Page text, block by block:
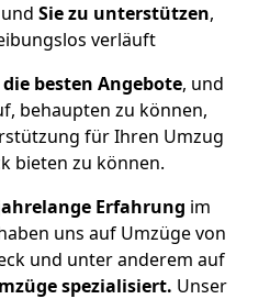
Sie zu unterstützen,
verläuft
besten Angebote, und
behaupten zu können,
für Ihren Umzug
bieten zu können.
Erfahrung im
uns auf Umzüge von
und unter anderem auf
spezialisiert. Unser